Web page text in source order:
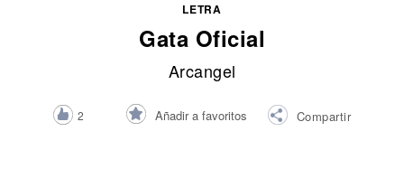
LETRA
Gata Oficial
Arcangel
2 Añadir a favoritos Compartir